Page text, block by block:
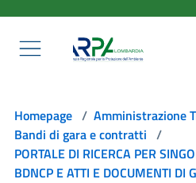
Homepage / Amministrazione
Bandi di gara e contratti /
PORTALE DI RICERCA PER
BDNCP E ATTI E DOCUMENTI DI